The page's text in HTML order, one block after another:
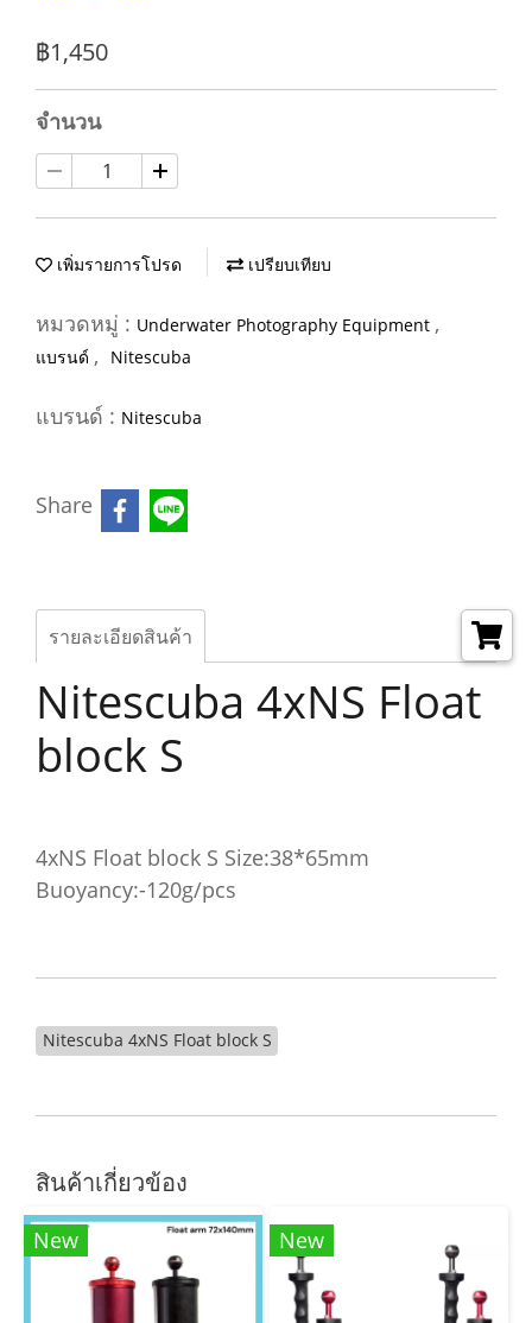
฿1,450
จำนวน
เพิ่มรายการโปรด เปรียบเทียบ
หมวดหมู่ : Underwater Photography Equipment ,
แบรนด์ , Nitescuba
แบรนด์ : Nitescuba
Share
รายละเอียดสินค้า
Nitescuba 4xNS Float
block S
4xNS Float block S Size:38*65mm
Buoyancy:-120g/pcs
Nitescuba 4xNS Float block S
สินค้าเกี่ยวข้อง
New New